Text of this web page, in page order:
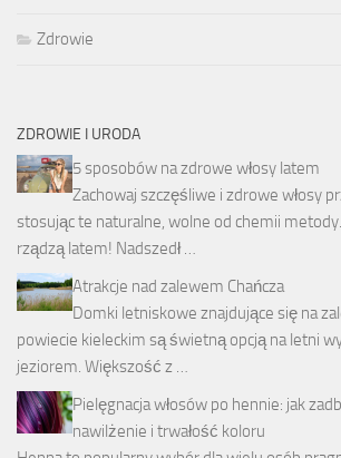
Zdrowie
ZDROWIE I URODA
5 sposobów na zdrowe włosy latem
Zachowaj szczęśliwe i zdrowe włosy
stosując te naturalne, wolne od chemii
rządzą latem! Nadszedł …
Atrakcje nad zalewem Chańcza
Domki letniskowe znajdujące się na
powiecie kieleckim są świetną opcją na letni
jeziorem. Większość z …
Pielęgnacja włosów po hennie: jak
nawilżenie i trwałość koloru